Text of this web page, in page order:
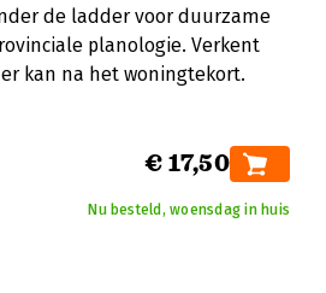
de ladder voor duurzame
planologie. Verkent
kan na het woningtekort.
€ 17,50
Nu besteld, woensdag in huis